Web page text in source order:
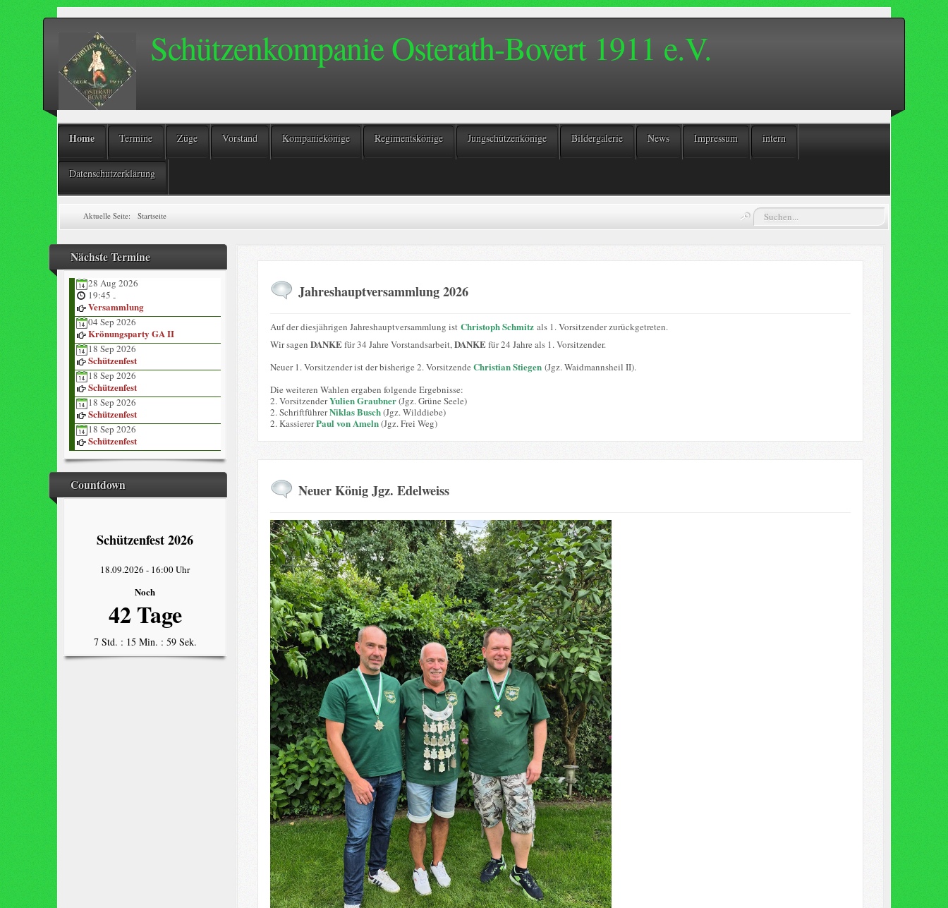
Schützenkompanie Osterath-Bovert 1911 e.V.
Home Termine Züge Vorstand Kompaniekönige Regimentskönige Jungschützenkönige Bildergalerie News Impressum intern
Datenschutzerklärung
Aktuelle Seite:Startseite Suchen...
Nächste Termine
28 Aug 2026
19:45 -
Versammlung
04 Sep 2026
Krönungsparty GA II
18 Sep 2026
Schützenfest
18 Sep 2026
Schützenfest
18 Sep 2026
Schützenfest
18 Sep 2026
Schützenfest
Countdown
Schützenfest 2026
18.09.2026 - 16:00 Uhr
Noch
42 Tage
7 Std. : 15 Min. : 58 Sek.
Jahreshauptversammlung 2026
Auf der diesjährigen Jahreshauptversammlung ist Christoph Schmitzals 1. Vorsitzender zurückgetreten.
Wir sagen DANKEfür 34 Jahre Vorstandsarbeit, DANKEfür 24 Jahre als 1. Vorsitzender.
Neuer 1. Vorsitzender ist der bisherige 2. Vorsitzende Christian Stiegen (Jgz. Waidmannsheil II).
Die weiteren Wahlen ergaben folgende Ergebnisse:
2. VorsitzenderYulien Graubner(Jgz. Grüne Seele)
2. SchriftführerNiklas Busch(Jgz. Wilddiebe)
2. KassiererPaul von Ameln(Jgz. Frei Weg)
Neuer König Jgz. Edelweiss